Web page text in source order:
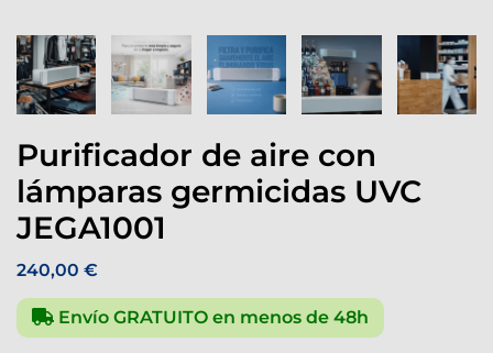
Purificador de aire con
lámparas germicidas UVC
JEGA1001
240,00 €
Envío GRATUITO en menos de 48h